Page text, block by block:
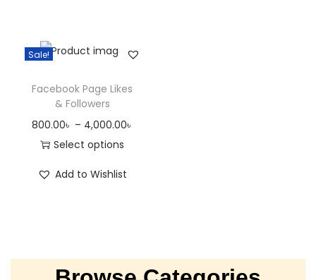
Sale!
Facebook Page Likes
& Followers
800.00৳ – 4,000.00৳
Select options
Add to Wishlist